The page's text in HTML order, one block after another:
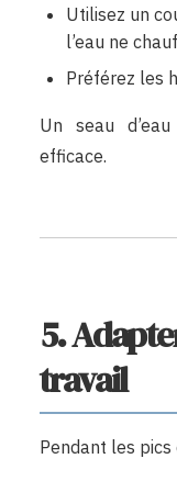
Utilisez un
l’eau ne
Préférez les
Un seau
efficace.
5.
travail
Pendant les pics